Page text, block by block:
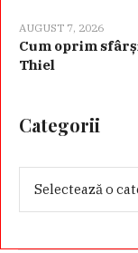
AUGUST 7, 2026
Cum oprim
Thiel
Categorii